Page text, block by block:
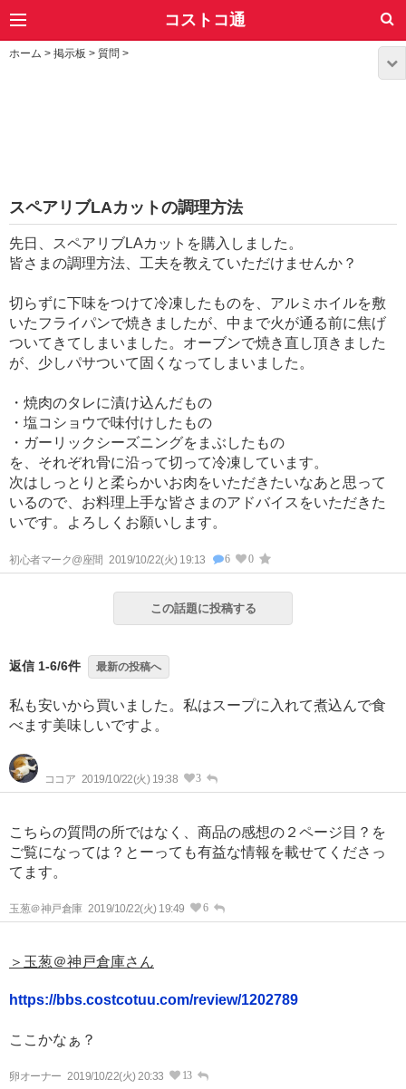
コストコ通
ホーム > 掲示板 > 質問 >
スペアリブLAカットの調理方法
先日、スペアリブLAカットを購入しました。
皆さまの調理方法、工夫を教えていただけませんか？
切らずに下味をつけて冷凍したものを、アルミホイルを敷
いたフライパンで焼きましたが、中まで火が通る前に焦げ
ついてきてしまいました。オーブンで焼き直し頂きました
が、少しパサついて固くなってしまいました。
・焼肉のタレに漬け込んだもの
・塩コショウで味付けしたもの
・ガーリックシーズニングをまぶしたもの
を、それぞれ骨に沿って切って冷凍しています。
次はしっとりと柔らかいお肉をいただきたいなあと思って
いるので、お料理上手な皆さまのアドバイスをいただきた
いです。よろしくお願いします。
初心者マーク@座間 2019/10/22(火) 19:13 6 0
この話題に投稿する
返信 1-6/6件 最新の投稿へ
私も安いから買いました。私はスープに入れて煮込んで食
べます美味しいですよ。
ココア 2019/10/22(火) 19:38 3
こちらの質問の所ではなく、商品の感想の２ページ目？を
ご覧になっては？とーっても有益な情報を載せてくださっ
てます。
玉葱＠神戸倉庫 2019/10/22(火) 19:49 6
＞玉葱＠神戸倉庫さん
https://bbs.costcotuu.com/review/1202789
ここかなぁ？
卵オーナー 2019/10/22(火) 20:33 13